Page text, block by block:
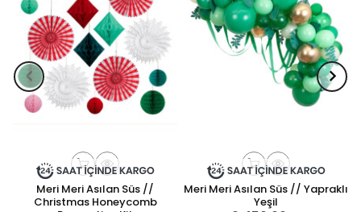
Meri Meri Asılan Süs //
Christmas Honeycomb
Meri Meri Asılan Süs // Yapraklı
Yeşil